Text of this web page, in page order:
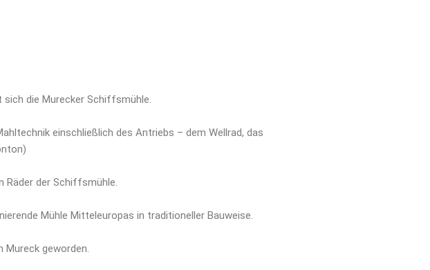
die Murecker Schiffsmühle.
einschließlich des Antriebs – dem Wellrad, das
Räder der Schiffsmühle.
Mühle Mitteleuropas in traditioneller Bauweise.
Mureck geworden.